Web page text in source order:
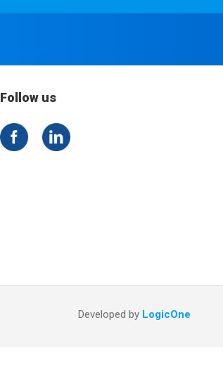
Follow us
Developed by LogicOne